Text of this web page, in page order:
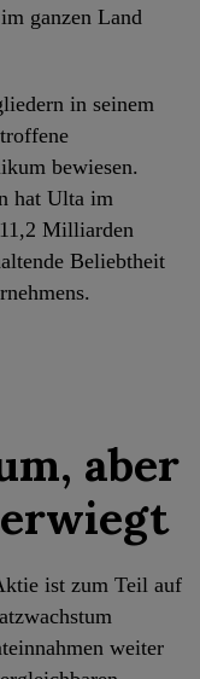
ganzen Land
in seinem
bewiesen.
hat Ulta im
Milliarden
Beliebtheit
aber
ist zum Teil auf
weiter